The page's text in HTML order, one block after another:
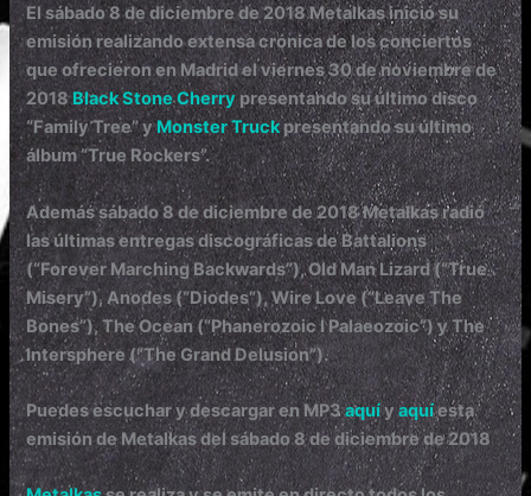
El sábado 8 de diciembre de 2018 Metalkas inició su
emisión realizando extensa crónica de los conciertos
que ofrecieron en Madrid el viernes 30 de noviembre de
2018Black Stone Cherry presentando su último disco
“Family Tree” yMonster Truckpresentando su último
álbum “True Rockers”.
Además sábado 8 de diciembre de 2018 Metalkas radió
las últimas entregas discográficas deBattalions
(“Forever Marching Backwards”), Old Man Lizard (“True
Misery”), Anodes (“Diodes”), Wire Love (“Leave The
Bones”), The Ocean (“Phanerozoic I Palaeozoic”) y The
Intersphere (“The Grand Delusion”).
Puedes escuchar y descargar en MP3aquíyaquíesta
emisión deMetalkasdelsábado 8 de diciembre de 2018